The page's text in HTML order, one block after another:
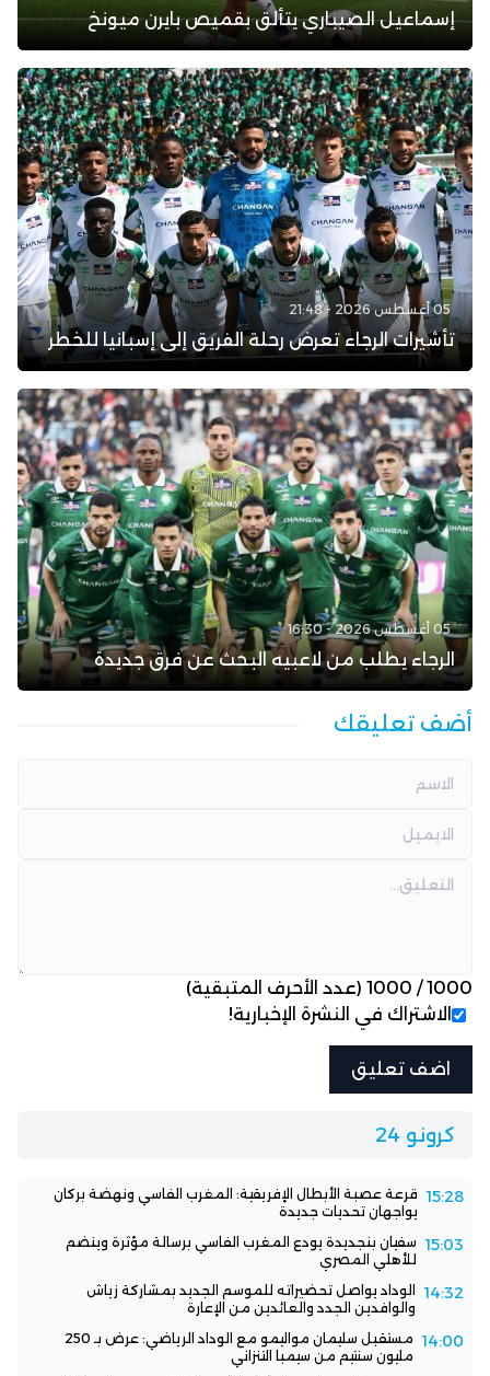
إسماعيل الصيباري يتألق بقميص بايرن ميونخ
05 أغسطس 2026 - 21:48
تأشيرات الرجاء تعرض رحلة الفريق إلى إسبانيا للخطر
05 أغسطس 2026 - 16:30
الرجاء يطلب من لاعبيه البحث عن فرق جديدة
أضف تعليقك
1000
/
1000 (عدد الأحرف المتبقية)
الاشتراك في النشرة الإخبارية!
كرونو 24
15:28 قرعة عصبة الأبطال الإفريقية: المغرب الفاسي ونهضة بركان
يواجهان تحديات جديدة
15:03 سفيان بنجديدة يودع المغرب الفاسي برسالة مؤثرة وينضم
للأهلي المصري
14:32
الوداد يواصل تحضيراته للموسم الجديد بمشاركة زياش
والوافدين الجدد والعائدين من الإعارة
14:00
مستقبل سليمان مواليمو مع الوداد الرياضي: عرض بـ 250
مليون سنتيم من سيمبا التنزاني